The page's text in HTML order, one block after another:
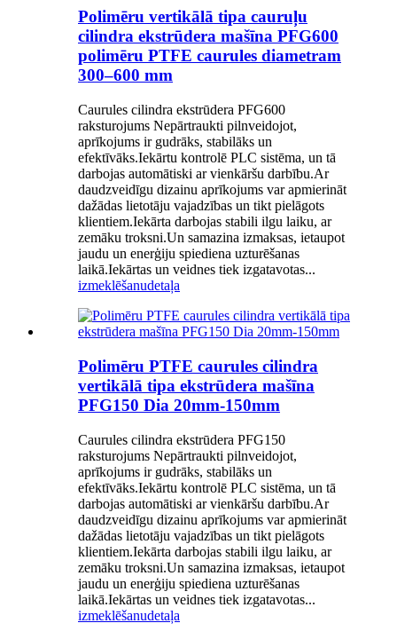
Polimēru vertikālā tipa cauruļu
cilindra ekstrūdera mašīna PFG600
polimēru PTFE caurules diametram
300–600 mm
Caurules cilindra ekstrūdera PFG600
raksturojums Nepārtraukti pilnveidojot,
aprīkojums ir gudrāks, stabilāks un
efektīvāks.Iekārtu kontrolē PLC sistēma, un tā
darbojas automātiski ar vienkāršu darbību.Ar
daudzveidīgu dizainu aprīkojums var apmierināt
dažādas lietotāju vajadzības un tikt pielāgots
klientiem.Iekārta darbojas stabili ilgu laiku, ar
zemāku troksni.Un samazina izmaksas, ietaupot
jaudu un enerģiju spiediena uzturēšanas
laikā.Iekārtas un veidnes tiek izgatavotas...
izmeklēšanudetaļa
Polimēru PTFE caurules cilindra
vertikālā tipa ekstrūdera mašīna
PFG150 Dia 20mm-150mm
Caurules cilindra ekstrūdera PFG150
raksturojums Nepārtraukti pilnveidojot,
aprīkojums ir gudrāks, stabilāks un
efektīvāks.Iekārtu kontrolē PLC sistēma, un tā
darbojas automātiski ar vienkāršu darbību.Ar
daudzveidīgu dizainu aprīkojums var apmierināt
dažādas lietotāju vajadzības un tikt pielāgots
klientiem.Iekārta darbojas stabili ilgu laiku, ar
zemāku troksni.Un samazina izmaksas, ietaupot
jaudu un enerģiju spiediena uzturēšanas
laikā.Iekārtas un veidnes tiek izgatavotas...
izmeklēšanudetaļa